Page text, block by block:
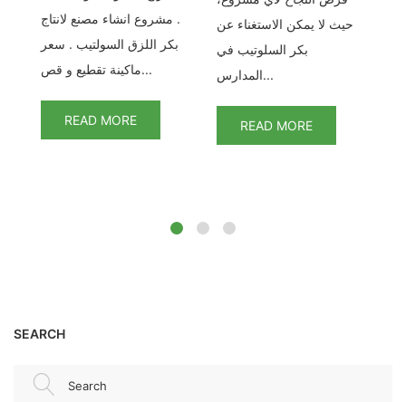
. مشروع انشاء مصنع لانتاج
بكر اللزق السولتيب . سعر
ماكينة تقطيع و قص...
READ MORE
حيث لا يمكن الاستغناء عن
بكر السلوتيب في
المدارس...
READ MORE
SEARCH
Search